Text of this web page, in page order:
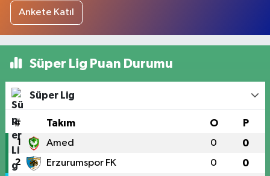
Ankete Katıl
Süper Lig Puan Durumu
Süper Lig
# Takım O P
1 Amed 0 0
2 Erzurumspor FK 0 0